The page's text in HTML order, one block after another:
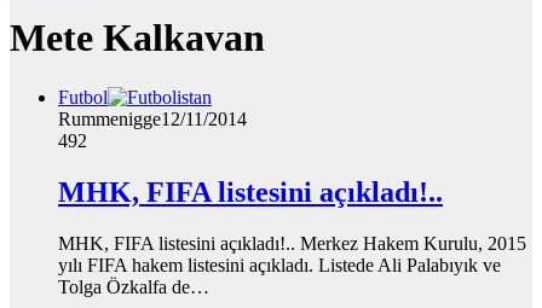
Mete Kalkavan
Futbol
Rummenigge12/11/2014
492
MHK, FIFA listesini açıkladı!..
MHK, FIFA listesini açıkladı!.. Merkez Hakem Kurulu, 2015
yılı FIFA hakem listesini açıkladı. Listede Ali Palabıyık ve
Tolga Özkalfa de…